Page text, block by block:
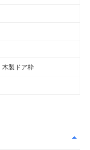
木製ドア枠